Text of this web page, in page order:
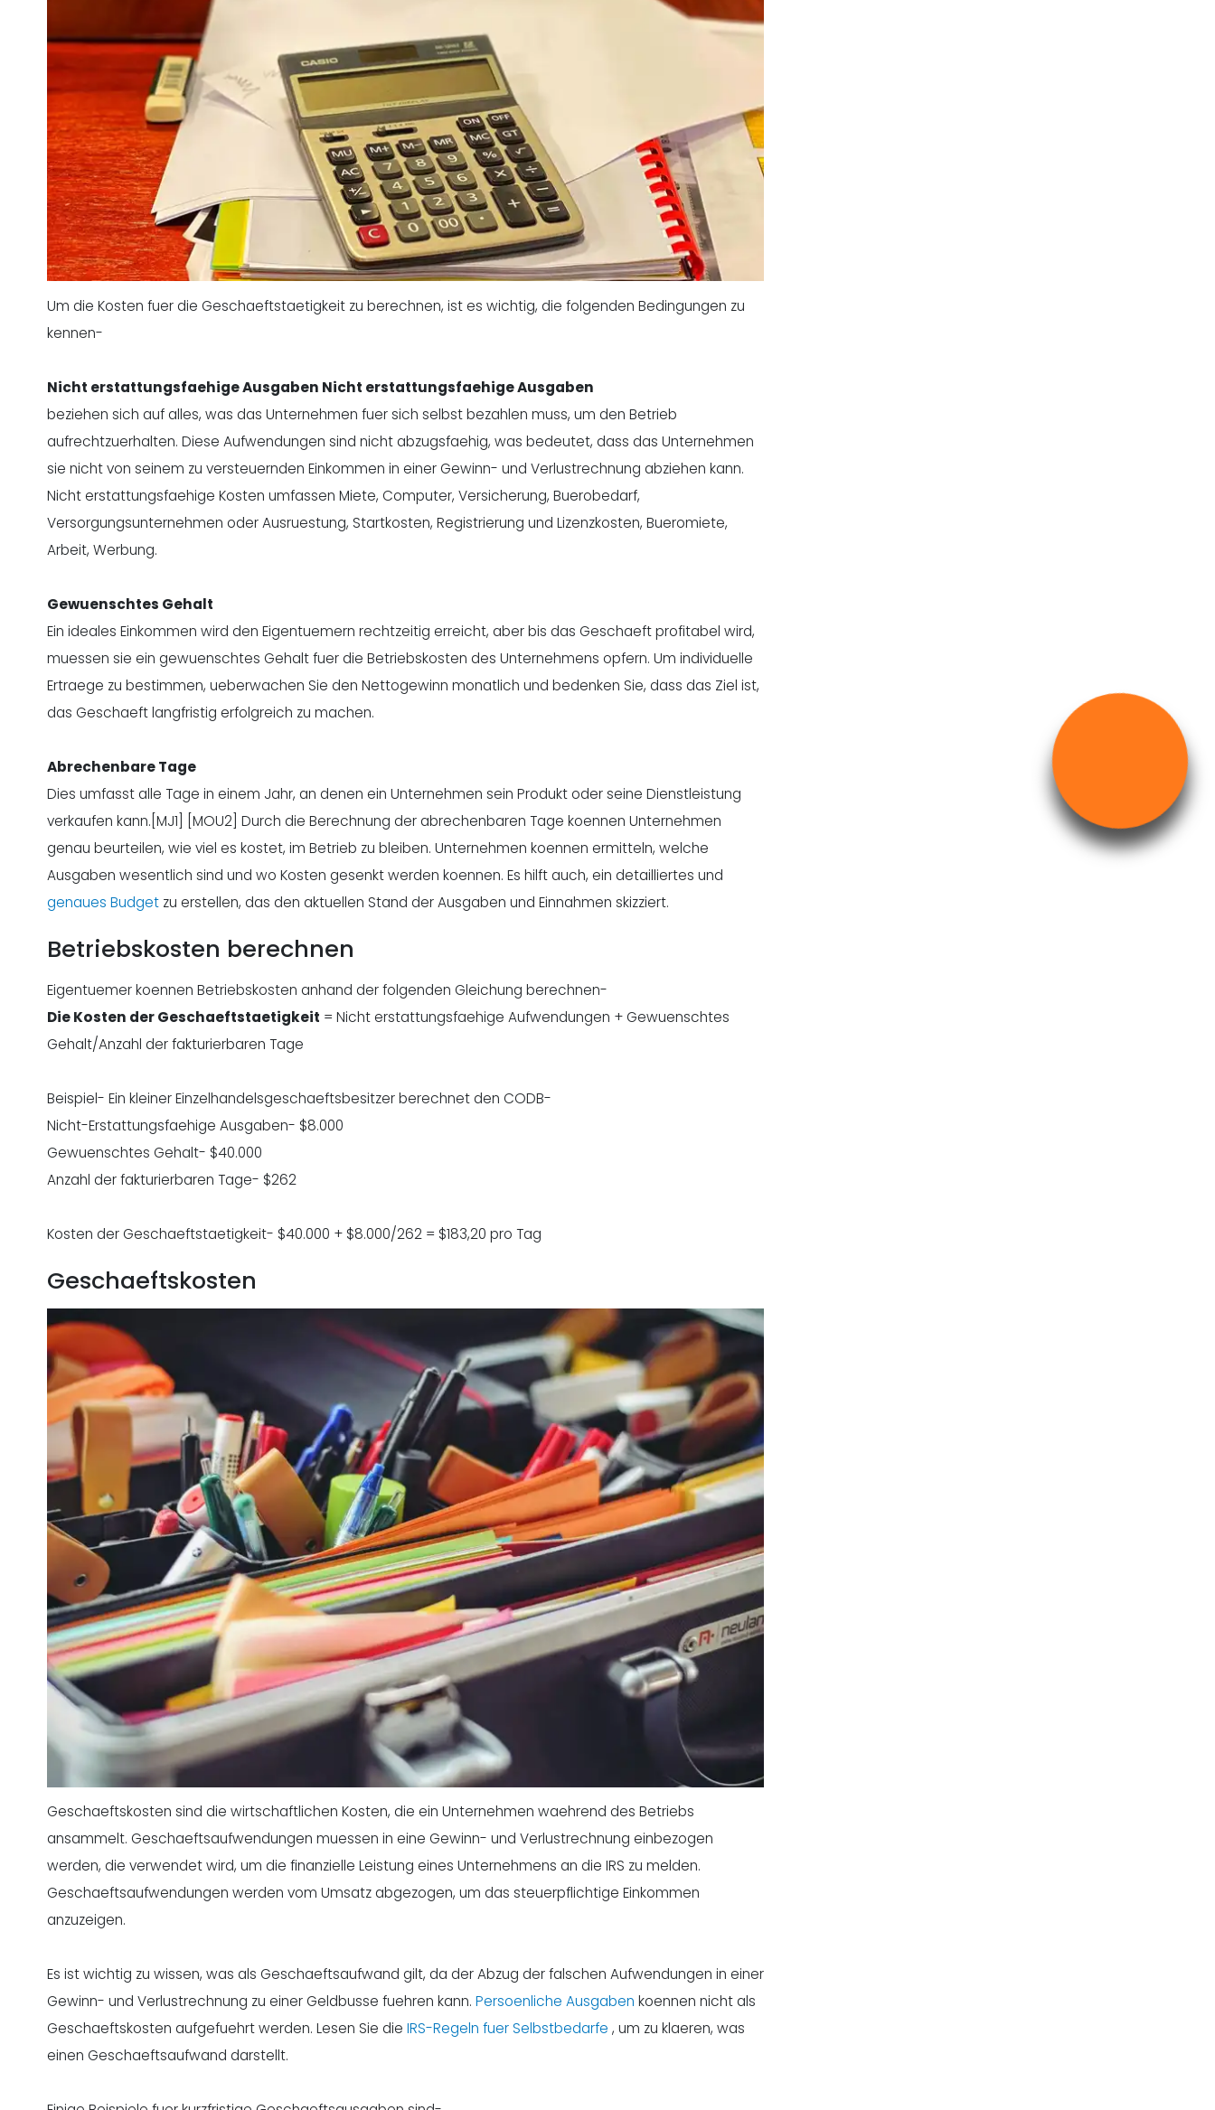
Um die Kosten fuer die Geschaeftstaetigkeit zu berechnen, ist es wichtig, die folgenden Bedingungen zu
kennen-
Nicht erstattungsfaehige Ausgaben Nicht erstattungsfaehige Ausgaben
beziehen sich auf alles, was das Unternehmen fuer sich selbst bezahlen muss, um den Betrieb
aufrechtzuerhalten. Diese Aufwendungen sind nicht abzugsfaehig, was bedeutet, dass das Unternehmen
sie nicht von seinem zu versteuernden Einkommen in einer Gewinn- und Verlustrechnung abziehen kann.
Nicht erstattungsfaehige Kosten umfassen Miete, Computer, Versicherung, Buerobedarf,
Versorgungsunternehmen oder Ausruestung, Startkosten, Registrierung und Lizenzkosten, Bueromiete,
Arbeit, Werbung.
Gewuenschtes Gehalt
Ein ideales Einkommen wird den Eigentuemern rechtzeitig erreicht, aber bis das Geschaeft profitabel wird,
muessen sie ein gewuenschtes Gehalt fuer die Betriebskosten des Unternehmens opfern. Um individuelle
Ertraege zu bestimmen, ueberwachen Sie den Nettogewinn monatlich und bedenken Sie, dass das Ziel ist,
das Geschaeft langfristig erfolgreich zu machen.
Abrechenbare Tage
Dies umfasst alle Tage in einem Jahr, an denen ein Unternehmen sein Produkt oder seine Dienstleistung
verkaufen kann.[MJ1] [MOU2] Durch die Berechnung der abrechenbaren Tage koennen Unternehmen
genau beurteilen, wie viel es kostet, im Betrieb zu bleiben. Unternehmen koennen ermitteln, welche
Ausgaben wesentlich sind und wo Kosten gesenkt werden koennen. Es hilft auch, ein detailliertes und
genaues Budget zu erstellen, das den aktuellen Stand der Ausgaben und Einnahmen skizziert.
Betriebskosten berechnen
Eigentuemer koennen Betriebskosten anhand der folgenden Gleichung berechnen-
Die Kosten der Geschaeftstaetigkeit = Nicht erstattungsfaehige Aufwendungen + Gewuenschtes
Gehalt/Anzahl der fakturierbaren Tage
Beispiel- Ein kleiner Einzelhandelsgeschaeftsbesitzer berechnet den CODB-
Nicht-Erstattungsfaehige Ausgaben- $8.000
Gewuenschtes Gehalt- $40.000
Anzahl der fakturierbaren Tage- $262
Kosten der Geschaeftstaetigkeit- $40.000 + $8.000/262 = $183,20 pro Tag
Geschaeftskosten
Geschaeftskosten sind die wirtschaftlichen Kosten, die ein Unternehmen waehrend des Betriebs
ansammelt. Geschaeftsaufwendungen muessen in eine Gewinn- und Verlustrechnung einbezogen
werden, die verwendet wird, um die finanzielle Leistung eines Unternehmens an die IRS zu melden.
Geschaeftsaufwendungen werden vom Umsatz abgezogen, um das steuerpflichtige Einkommen
anzuzeigen.
Es ist wichtig zu wissen, was als Geschaeftsaufwand gilt, da der Abzug der falschen Aufwendungen in einer
Gewinn- und Verlustrechnung zu einer Geldbusse fuehren kann. Persoenliche Ausgaben koennen nicht als
Geschaeftskosten aufgefuehrt werden. Lesen Sie die IRS-Regeln fuer Selbstbedarfe , um zu klaeren, was
einen Geschaeftsaufwand darstellt.